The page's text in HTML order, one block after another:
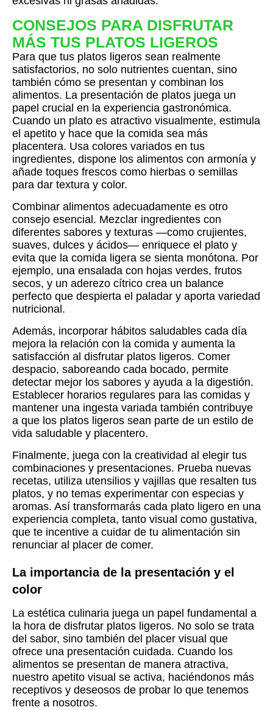
CONSEJOS PARA DISFRUTAR
MÁS TUS PLATOS LIGEROS
Para que tus platos ligeros sean realmente
satisfactorios, no solo nutrientes cuentan, sino
también cómo se presentan y combinan los
alimentos. La presentación de platos juega un
papel crucial en la experiencia gastronómica.
Cuando un plato es atractivo visualmente, estimula
el apetito y hace que la comida sea más
placentera. Usa colores variados en tus
ingredientes, dispone los alimentos con armonía y
añade toques frescos como hierbas o semillas
para dar textura y color.
Combinar alimentos adecuadamente es otro
consejo esencial. Mezclar ingredientes con
diferentes sabores y texturas —como crujientes,
suaves, dulces y ácidos— enriquece el plato y
evita que la comida ligera se sienta monótona. Por
ejemplo, una ensalada con hojas verdes, frutos
secos, y un aderezo cítrico crea un balance
perfecto que despierta el paladar y aporta variedad
nutricional.
Además, incorporar hábitos saludables cada día
mejora la relación con la comida y aumenta la
satisfacción al disfrutar platos ligeros. Comer
despacio, saboreando cada bocado, permite
detectar mejor los sabores y ayuda a la digestión.
Establecer horarios regulares para las comidas y
mantener una ingesta variada también contribuye
a que los platos ligeros sean parte de un estilo de
vida saludable y placentero.
Finalmente, juega con la creatividad al elegir tus
combinaciones y presentaciones. Prueba nuevas
recetas, utiliza utensilios y vajillas que resalten tus
platos, y no temas experimentar con especias y
aromas. Así transformarás cada plato ligero en una
experiencia completa, tanto visual como gustativa,
que te incentive a cuidar de tu alimentación sin
renunciar al placer de comer.
La importancia de la presentación y el
color
La estética culinaria juega un papel fundamental a
la hora de disfrutar platos ligeros. No solo se trata
del sabor, sino también del placer visual que
ofrece una presentación cuidada. Cuando los
alimentos se presentan de manera atractiva,
nuestro apetito visual se activa, haciéndonos más
receptivos y deseosos de probar lo que tenemos
frente a nosotros.